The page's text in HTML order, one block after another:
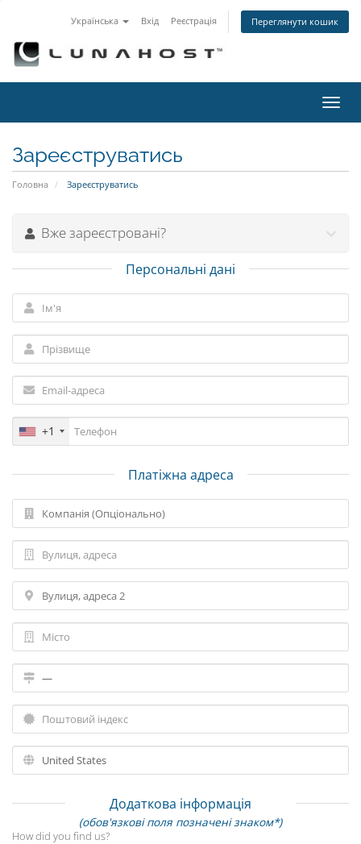
Українська Вхід Реєстрація Переглянути кошик
Зареєструватись
Головна Зареєструватись
Вже зареєстровані?
Персональні дані
+1
Платіжна адреса
Додаткова інформація
(обов'язкові поля позначені знаком*)
How did you find us?